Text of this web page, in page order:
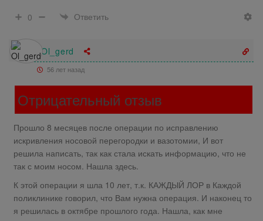
0
Ответить
Ol_gerd
56 лет назад
Отрицательный отзыв
Прошло 8 месяцев после операции по исправлению
искривления носовой перегородки и вазотомии, И вот
решила написать, так как стала искать информацию, что не
так с моим носом. Нашла здесь.
К этой операции я шла 10 лет, т.к. КАЖДЫЙ ЛОР в Каждой
поликлинике говорил, что Вам нужна операция. И наконец то
я решилась в октябре прошлого года. Нашла, как мне